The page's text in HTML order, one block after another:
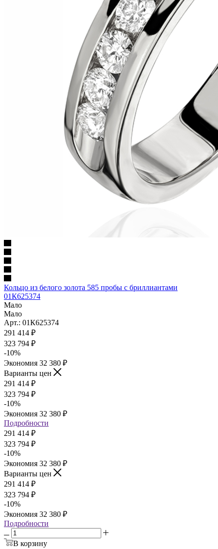
Кольцо из белого золота 585 пробы с бриллиантами
01К625374
Мало
Мало
Арт.: 01К625374
291 414 ₽
323 794 ₽
-10%
Экономия 32 380 ₽
Варианты цен
291 414 ₽
323 794 ₽
-10%
Экономия 32 380 ₽
Подробности
291 414 ₽
323 794 ₽
-10%
Экономия 32 380 ₽
Варианты цен
291 414 ₽
323 794 ₽
-10%
Экономия 32 380 ₽
Подробности
В корзину